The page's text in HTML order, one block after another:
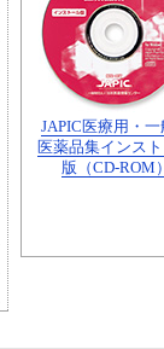
JAPIC医療用・一
医薬品集インス
版（CD-ROM